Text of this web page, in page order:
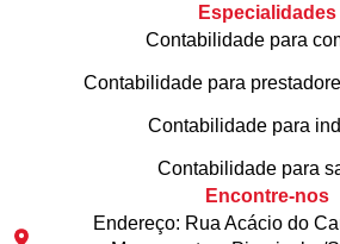
Especialidades
Contabilidade para
Contabilidade para
Contabilidade para
Contabilidade para
Encontre-nos
Endereço: Rua Acácio do